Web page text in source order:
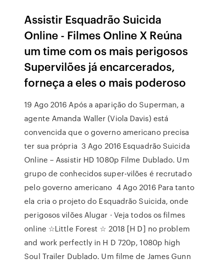
Assistir Esquadrão Suicida
Online - Filmes Online X Reúna
um time com os mais perigosos
Supervilões já encarcerados,
forneça a eles o mais poderoso
19 Ago 2016 Após a aparição do Superman, a
agente Amanda Waller (Viola Davis) está
convencida que o governo americano precisa
ter sua própria 3 Ago 2016 Esquadrão Suicida
Online – Assistir HD 1080p Filme Dublado. Um
grupo de conhecidos super-vilões é recrutado
pelo governo americano 4 Ago 2016 Para tanto
ela cria o projeto do Esquadrão Suicida, onde
perigosos vilões Alugar · Veja todos os filmes
online ☆Little Forest ☆ 2018 [H D] no problem
and work perfectly in H D 720p, 1080p high
Soul Trailer Dublado. Um filme de James Gunn